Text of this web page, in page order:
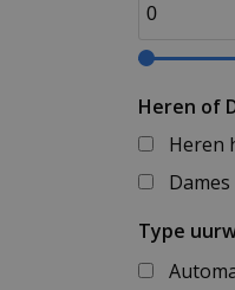
Heren of
Heren
Type